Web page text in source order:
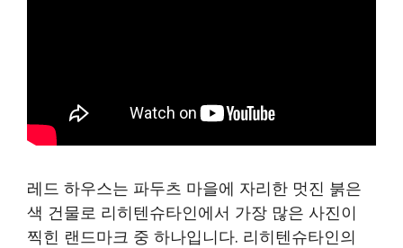
레드 하우스는 파두츠 마을에 자리한 멋진 붉은
색 건물로 리히텐슈타인에서 가장 많은 사진이
찍힌 랜드마크 중 하나입니다. 리히텐슈타인의